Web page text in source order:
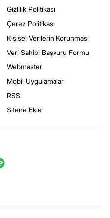
Gizlilik Politikası
Çerez Politikası
Kişisel Verilerin Korunması
Veri Sahibi Başvuru Formu
Webmaster
Mobil Uygulamalar
RSS
Sitene Ekle